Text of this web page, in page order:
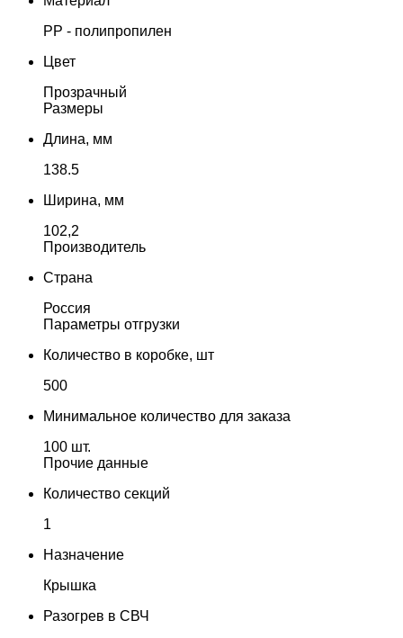
PP - полипропилен
Цвет
Прозрачный
Размеры
Длина, мм
138.5
Ширина, мм
102,2
Производитель
Страна
Россия
Параметры отгрузки
Количество в коробке, шт
500
Минимальное количество для заказа
100 шт.
Прочие данные
Количество секций
1
Назначение
Крышка
Разогрев в СВЧ